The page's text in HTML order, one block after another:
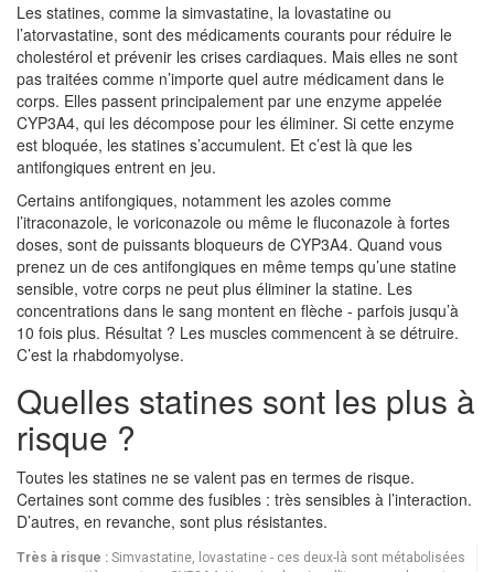
Les statines, comme la simvastatine, la lovastatine ou
l’atorvastatine, sont des médicaments courants pour réduire le
cholestérol et prévenir les crises cardiaques. Mais elles ne sont
pas traitées comme n’importe quel autre médicament dans le
corps. Elles passent principalement par une enzyme appelée
CYP3A4, qui les décompose pour les éliminer. Si cette enzyme
est bloquée, les statines s’accumulent. Et c’est là que les
antifongiques entrent en jeu.
Certains antifongiques, notamment les azoles comme
l’itraconazole, le voriconazole ou même le fluconazole à fortes
doses, sont de puissants bloqueurs de CYP3A4. Quand vous
prenez un de ces antifongiques en même temps qu’une statine
sensible, votre corps ne peut plus éliminer la statine. Les
concentrations dans le sang montent en flèche - parfois jusqu’à
10 fois plus. Résultat ? Les muscles commencent à se détruire.
C’est la rhabdomyolyse.
Quelles statines sont les plus à
risque ?
Toutes les statines ne se valent pas en termes de risque.
Certaines sont comme des fusibles : très sensibles à l’interaction.
D’autres, en revanche, sont plus résistantes.
Très à risque : Simvastatine, lovastatine - ces deux-là sont métabolisées